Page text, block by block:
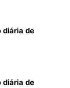
diária de
diária de